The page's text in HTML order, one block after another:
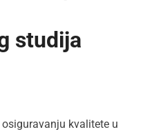
studija
kvalitete u